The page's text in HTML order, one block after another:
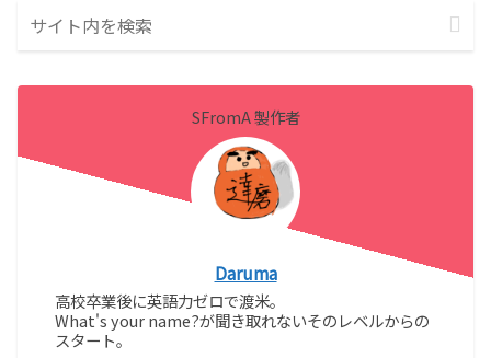
SFromA 製作者
Daruma
高校卒業後に英語力ゼロで渡米。
What's your name?が聞き取れないそのレベルからの
スタート。